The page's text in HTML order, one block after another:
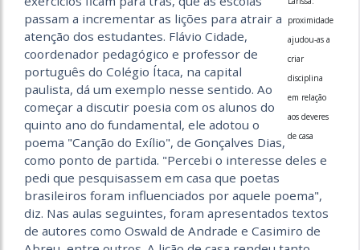
proximidade
ajudou-as a
criar
disciplina
em relação
aos deveres
de casa
passam a incrementar as lições para atrair a
atenção dos estudantes. Flávio Cidade,
coordenador pedagógico e professor de
português do Colégio Ítaca, na capital
paulista, dá um exemplo nesse sentido. Ao
começar a discutir poesia com os alunos do
quinto ano do fundamental, ele adotou o
poema "Canção do Exílio", de Gonçalves Dias,
como ponto de partida. "Percebi o interesse deles e
pedi que pesquisassem em casa que poetas
brasileiros foram influenciados por aquele poema",
diz. Nas aulas seguintes, foram apresentados textos
de autores como Oswald de Andrade e Casimiro de